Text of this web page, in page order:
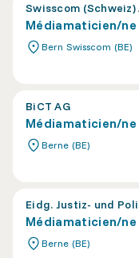
Swisscom (Schweiz)
Médiamaticien/ne
Bern Swisscom (BE)
BiCT AG
Médiamaticien/ne
Berne (BE)
Eidg. Justiz- und
Médiamaticien/ne
Berne (BE)